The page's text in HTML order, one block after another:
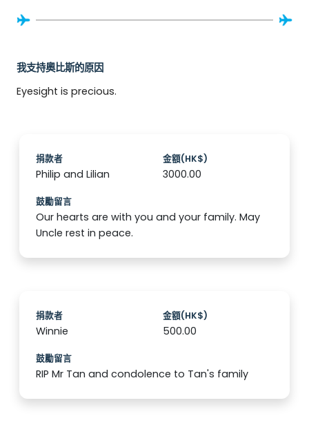
我支持奧比斯的原因
Eyesight is precious.
捐款者
Philip and Lilian
金額(HK$)
3000.00
鼓勵留言
Our hearts are with you and your family. May
Uncle rest in peace.
捐款者
Winnie
金額(HK$)
500.00
鼓勵留言
RIP Mr Tan and condolence to Tan's family